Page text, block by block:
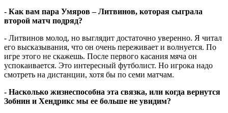
- Как вам пара Умяров – Литвинов, которая сыграла
второй матч подряд?
- Литвинов молод, но выглядит достаточно уверенно. Я читал
его высказывания, что он очень переживает и волнуется. По
игре этого не скажешь. После первого касания мяча он
успокаивается. Это интересный футболист. Но игрока надо
смотреть на дистанции, хотя бы по семи матчам.
- Насколько жизнеспособна эта связка, или когда вернутся
Зобнин и Хендрикс мы ее больше не увидим?